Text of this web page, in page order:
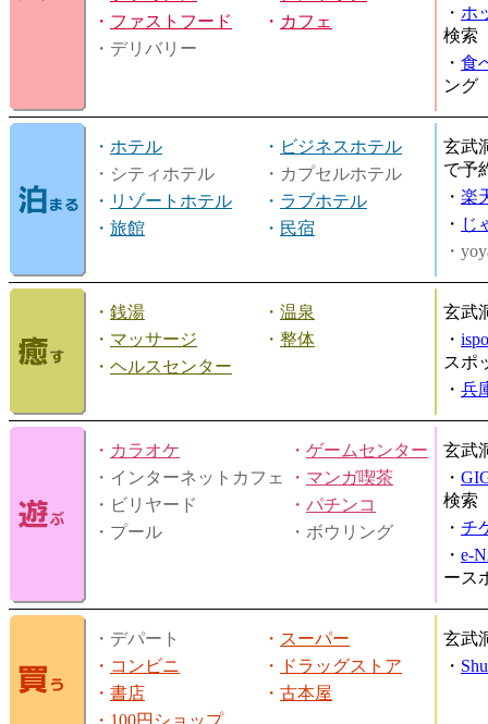
・ ファストフード ・ カフェ
・デリバリー
・ ホ
検索
・ 食
ング
・ ホテル ・ ビジネスホテル
・シティホテル
・カプセルホテル
・ リゾートホテル ・ ラブホテル
・ 旅館 ・ 民宿
玄武
で予
・ 楽
・ じ
・
・ 銭湯 ・ 温泉
・ マッサージ ・ 整体
・ ヘルスセンター
玄武
・
スポ
・ 兵
・ カラオケ ・ ゲームセンター
・インターネットカフェ
・ マンガ喫茶
・ビリヤード
・ パチンコ
・プール
・ボウリング
玄武
・
検索
・ チ
・ e-
ース
・デパート ・ スーパー
・ コンビニ ・
ドラッグストア
・ 書店 ・ 古本屋
・ 100円ショップ
玄武
・